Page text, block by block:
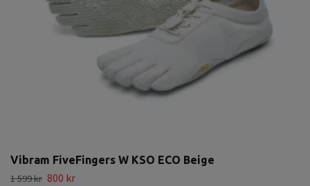
Vibram FiveFingers W KSO ECO Beige
1 599 kr 800 kr